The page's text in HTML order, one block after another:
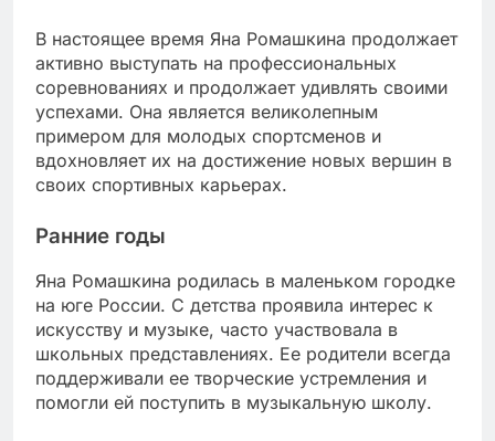
В настоящее время Яна Ромашкина продолжает
активно выступать на профессиональных
соревнованиях и продолжает удивлять своими
успехами. Она является великолепным
примером для молодых спортсменов и
вдохновляет их на достижение новых вершин в
своих спортивных карьерах.
Ранние годы
Яна Ромашкина родилась в маленьком городке
на юге России. С детства проявила интерес к
искусству и музыке, часто участвовала в
школьных представлениях. Ее родители всегда
поддерживали ее творческие устремления и
помогли ей поступить в музыкальную школу.